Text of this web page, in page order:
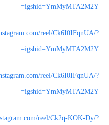
igshid=YmMyMTA2M2Y=
reel/Ck6I0IFqnUA/?
igshid=YmMyMTA2M2Y=
reel/Ck6I0IFqnUA/?
igshid=YmMyMTA2M2Y=
reel/Ck2q-KOK-Dy/?